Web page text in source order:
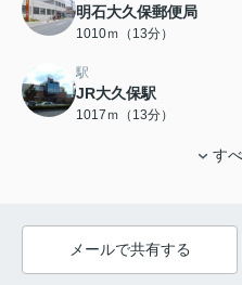
明石大久保郵便局
1010ｍ（13分）
駅
JR大久保駅
1017ｍ（13分）
す
メールで共有する